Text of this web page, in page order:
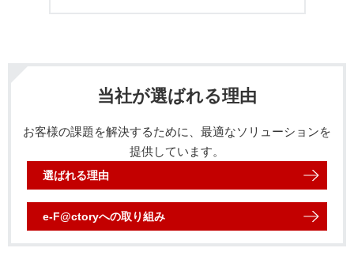
当社が選ばれる理由
お客様の課題を解決するために、最適なソリューションを
提供しています。
選ばれる理由
e-F@ctoryへの取り組み